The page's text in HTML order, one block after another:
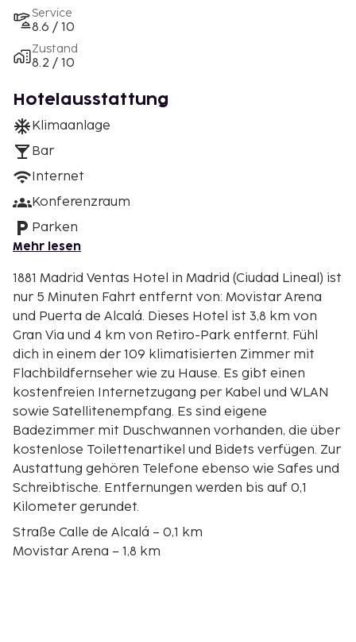
Service
8.6 / 10
Zustand
8.2 / 10
Hotelausstattung
Klimaanlage
Bar
Internet
Konferenzraum
Parken
Mehr lesen
1881 Madrid Ventas Hotel in Madrid (Ciudad Lineal) ist
nur 5 Minuten Fahrt entfernt von: Movistar Arena
und Puerta de Alcalá. Dieses Hotel ist 3,8 km von
Gran Via und 4 km von Retiro-Park entfernt. Fühl
dich in einem der 109 klimatisierten Zimmer mit
Flachbildfernseher wie zu Hause. Es gibt einen
kostenfreien Internetzugang per Kabel und WLAN
sowie Satellitenempfang. Es sind eigene
Badezimmer mit Duschwannen vorhanden, die über
kostenlose Toilettenartikel und Bidets verfügen. Zur
Austattung gehören Telefone ebenso wie Safes und
Schreibtische. Entfernungen werden bis auf 0,1
Kilometer gerundet.
Straße Calle de Alcalá – 0,1 km
Movistar Arena – 1,8 km